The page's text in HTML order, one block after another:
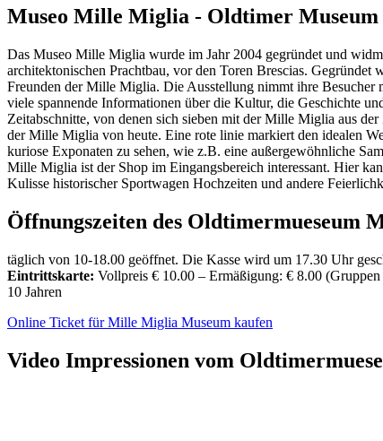
Museo Mille Miglia - Oldtimer Museum
Das Museo Mille Miglia wurde im Jahr 2004 gegründet und
architektonischen Prachtbau, vor den Toren Brescias.
Freunden der Mille Miglia. Die Ausstellung nimmt ihre Besucher
viele spannende Informationen über die Kultur, die Geschichte
Zeitabschnitte, von denen sich sieben mit der Mille Miglia aus
der Mille Miglia von heute. Eine rote linie markiert den idealen
kuriose Exponaten zu sehen, wie z.B. eine außergewöhnliche
Mille Miglia ist der Shop im Eingangsbereich interessant. Hier
Kulisse historischer Sportwagen Hochzeiten und andere
Öffnungszeiten des Oldtimermueseum
täglich von 10-18.00 geöffnet. Die Kasse wird um 17.30 Uhr
Eintrittskarte: Vollpreis € 10.00 – Ermäßigung: € 8.00
10 Jahren
Online Ticket für Mille Miglia Museum kaufen
Video Impressionen vom